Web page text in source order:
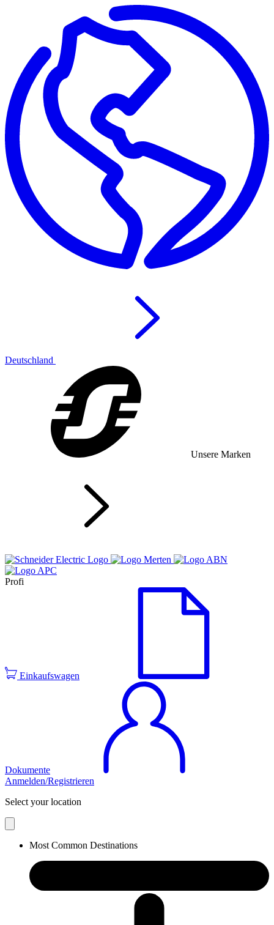
Deutschland
Unsere Marken
Profi
Einkaufswagen
Dokumente
Anmelden/Registrieren
Select your location
Most Common Destinations